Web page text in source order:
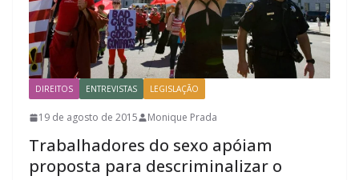
DIREITOS ENTREVISTAS LEGISLAÇÃO
19 de agosto de 2015 Monique Prada
Trabalhadores do sexo apóiam
proposta para descriminalizar o